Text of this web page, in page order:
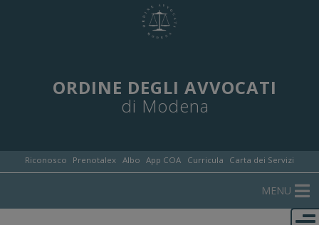
ORDINE DEGLI AVVOCATI
di Modena
Riconosco Prenotalex Albo App COA Curricula Carta dei Servizi
MENU